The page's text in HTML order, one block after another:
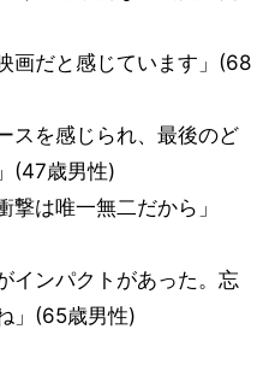
画だと感じています」(68
スを感じられ、最後のど
(47歳男性)
撃は唯一無二だから」
インパクトがあった。忘
」(65歳男性)